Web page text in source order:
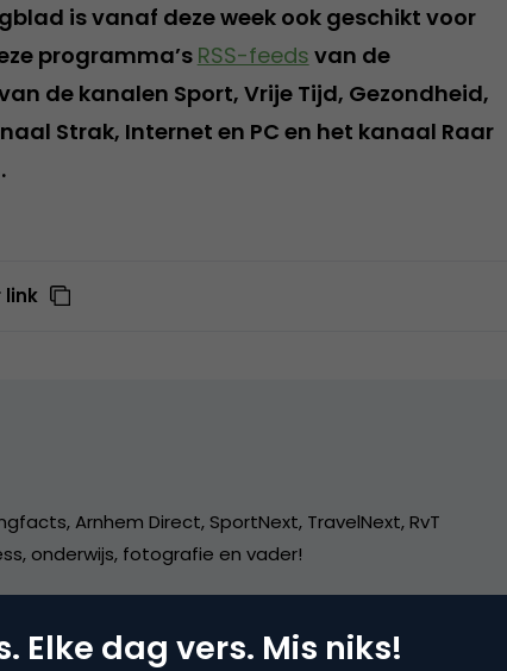
is vanaf deze week ook geschikt voor
programma’s RSS-feeds van de
de kanalen Sport, Vrije Tijd, Gezondheid,
Strak, Internet en PC en het kanaal Raar
link
Arnhem Direct, SportNext, TravelNext, RvT
onderwijs, fotografie en vader!
Elke dag vers. Mis niks!